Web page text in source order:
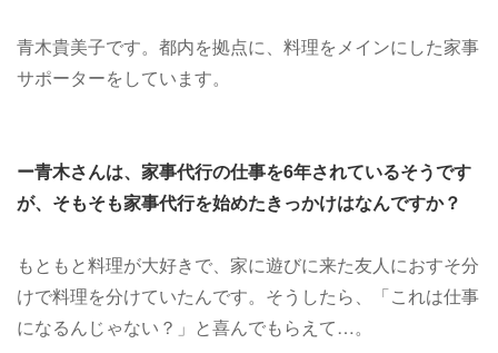
青木貴美子です。都内を拠点に、料理をメインにした家事
サポーターをしています。
ー青木さんは、家事代行の仕事を6年されているそうです
が、そもそも家事代行を始めたきっかけはなんですか？
もともと料理が大好きで、家に遊びに来た友人におすそ分
けで料理を分けていたんです。そうしたら、「これは仕事
になるんじゃない？」と喜んでもらえて…。